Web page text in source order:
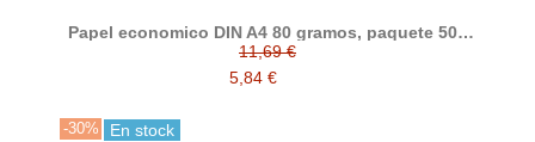
Papel economico DIN A4 80 gramos, paquete 500
folios
11,69 €
5,84 €
-30% En stock